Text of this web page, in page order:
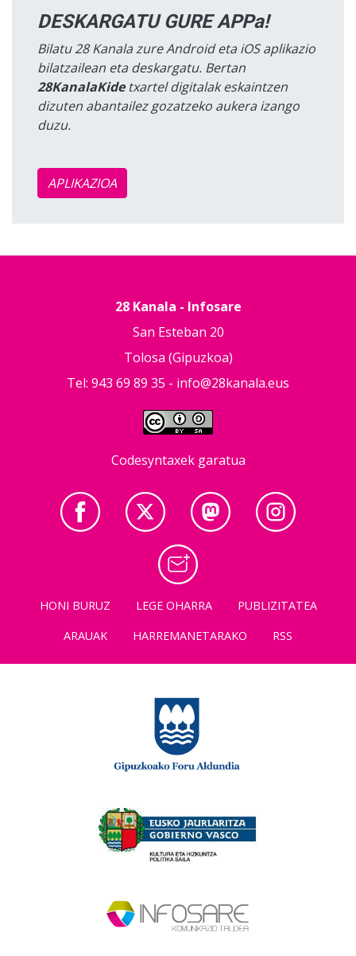
DESKARGATU GURE APPa!
Bilatu 28 Kanala zure Android eta iOS aplikazio
bilatzailean eta deskargatu. Bertan
28KanalaKidetxartel digitalak eskaintzen
dizuten abantailez gozatzeko aukera izango
duzu.
APLIKAZIOA
28 Kanala - Infosare
San Esteban 20
Tolosa (Gipuzkoa)
Tel: 943 69 89 35 - info@28kanala.eus
Codesyntaxek garatua
HONI BURUZ LEGE OHARRA
PUBLIZITATEA
ARAUAK
HARREMANETARAKO RSS